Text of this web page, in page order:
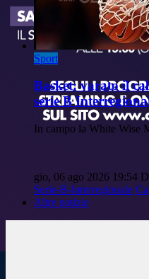
Sport
Basket: varato il
serie B
In campo la White Wise
gio, 06 ago 2026 19:54
Serie-B-Interregionale
Altre notizie